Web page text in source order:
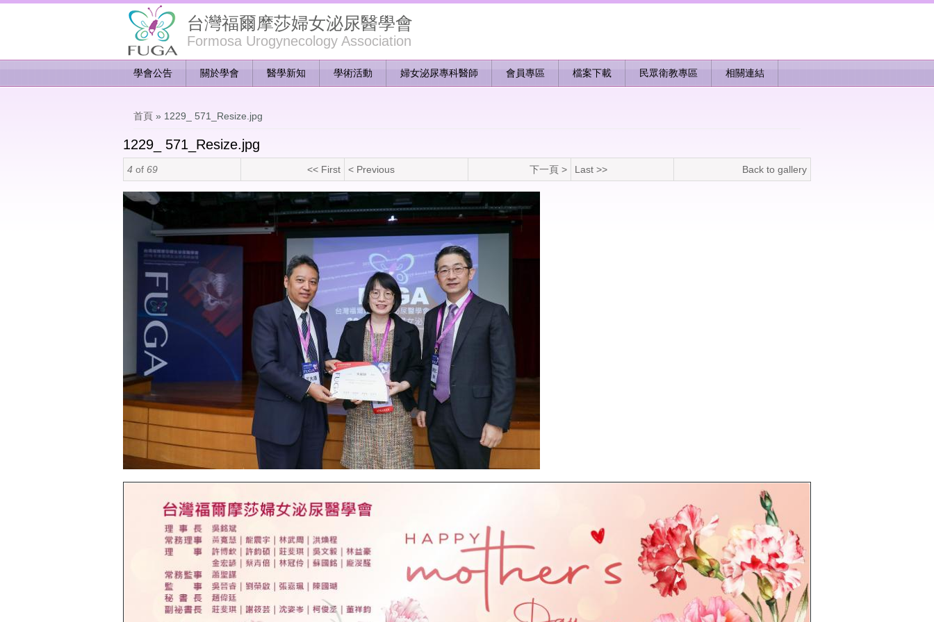
台灣福爾摩莎婦女泌尿醫學會
Formosa Urogynecology Association
學會公告 關於學會 醫學新知 學術活動 婦女泌尿專科醫師 會員專區 檔案下載 民眾衛教專區 相關連結
首頁 » 1229_ 571_Resize.jpg
1229_ 571_Resize.jpg
4 of 69 << First < Previous 下一頁 > Last >> Back to gallery
1229_ 571_Resize.jpg